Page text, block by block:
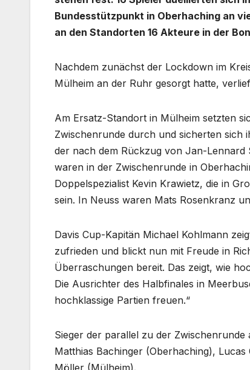
Bundesstützpunkt in Oberhaching an
an den Standorten 16 Akteure in der
Nachdem zunächst der Lockdown im
Mülheim an der Ruhr gesorgt hatte,
Am Ersatz-Standort in Mülheim setzten
Zwischenrunde durch und sicherten sich
der nach dem Rückzug von Jan-Lennard
waren in der Zwischenrunde in
Doppelspezialist Kevin Krawietz, die in
sein. In Neuss waren Mats Rosenkranz
Davis Cup-Kapitän Michael Kohlmann
zufrieden und blickt nun mit Freude in
Überraschungen bereit. Das zeigt, wie
Die Ausrichter des Halbfinales in
hochklassige Partien freuen.“
Sieger der parallel zu der
Matthias Bachinger (Oberhaching),